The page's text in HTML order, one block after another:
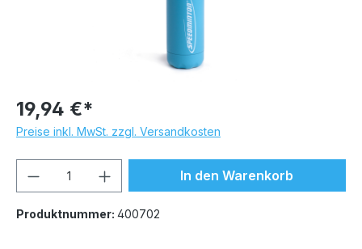
19,94 €*
Preise inkl. MwSt. zzgl. Versandkosten
Produkt Anzahl: Gib denIn den Warenkorb
Produktnummer: 400702